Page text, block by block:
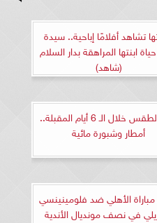
تشاهد أفلامًا إباحية.. سيدة
ابنتها المراهقة بدار السلام
(شاهد)
حالة الطقس خلال الـ 6 أيام المقبلة..
أمطار وشبورة مائية
الأهلي ضد فلومينينسي
في نصف مونديال الأندية